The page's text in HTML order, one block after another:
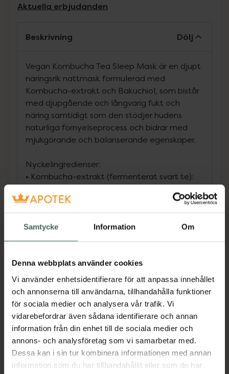
Samtycke Information Om
Denna webbplats använder cookies
Vi använder enhetsidentifierare för att anpassa innehållet
och annonserna till användarna, tillhandahålla funktioner
för sociala medier och analysera vår trafik. Vi
vidarebefordrar även sådana identifierare och annan
information från din enhet till de sociala medier och
annons- och analysföretag som vi samarbetar med.
Dessa kan i sin tur kombinera informationen med annan
information som du har tillhandahållit eller som de har
Aktuella erbjudanden
Beskrivning Dölj
Vegan Kombucha Tea Sleep Mask är en djupt
näringsrik nattmask formulerad med
Kombucha-extrakt och Bakuchiol, som bistår
med djupgående och långvarig fukt och
näring samtidigt som den stödjer hudens
naturliga förnyelseprocess och bidrar med
mjukgörande och balanserande egenskaper.
Nyckelingredienser:
• Kombucha-extrakt (fermenterat svart te):
probiotiska komponenter, hjälper till och
stödjer hudens naturliga balans och
barriärfunktion.
av fina linjer och ojämn hudton. Hjälper till att
ge huden ett jämnare och mer elastiskt
• Niacinamid: Känd för att hjälpa till att
minimera synligheten av porer och jämna ut
hudtonen.
Innehåller även Ceramider, Squalane och
Växtbaserade oljor som stödjer hudens